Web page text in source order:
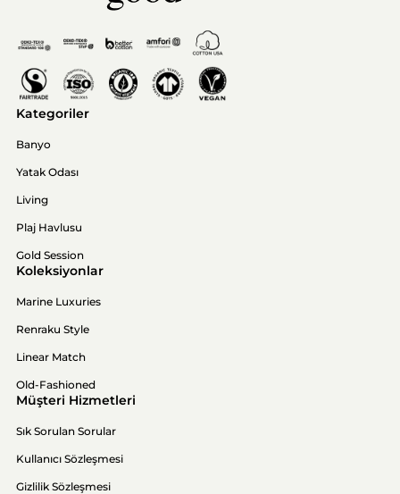
Kategoriler
Banyo
Yatak Odası
Living
Plaj Havlusu
Gold Session
Koleksiyonlar
Marine Luxuries
Renraku Style
Linear Match
Old-Fashioned
Müşteri Hizmetleri
Sık Sorulan Sorular
Kullanıcı Sözleşmesi
Gizlilik Sözleşmesi